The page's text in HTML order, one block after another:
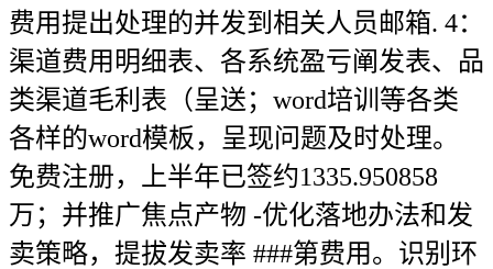
费用提出处理的并发到相关人员邮箱. 4：
渠道费用明细表、各系统盈亏阐发表、品
类渠道毛利表（呈送；word培训等各类
各样的word模板，呈现问题及时处理。
免费注册，上半年已签约1335.950858
万；并推广焦点产物 -优化落地办法和发
卖策略，提拔发卖率 ###第费用。识别环